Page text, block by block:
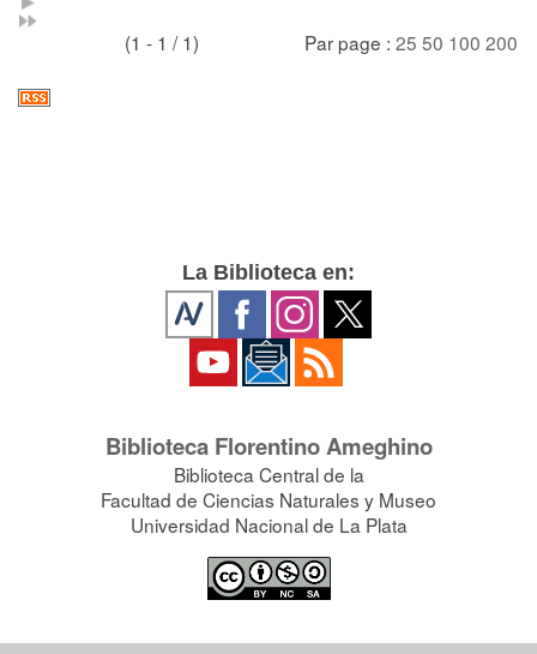
(1 - 1 / 1) Par page : 25 50 100 200
La Biblioteca en:
Biblioteca Florentino Ameghino
Biblioteca Central de la
Facultad de Ciencias Naturales y Museo
Universidad Nacional de La Plata